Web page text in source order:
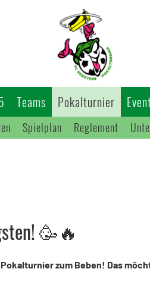
Teams Pokalturnier
Spielplan Reglement
🥳🔥
zum Beben! Das